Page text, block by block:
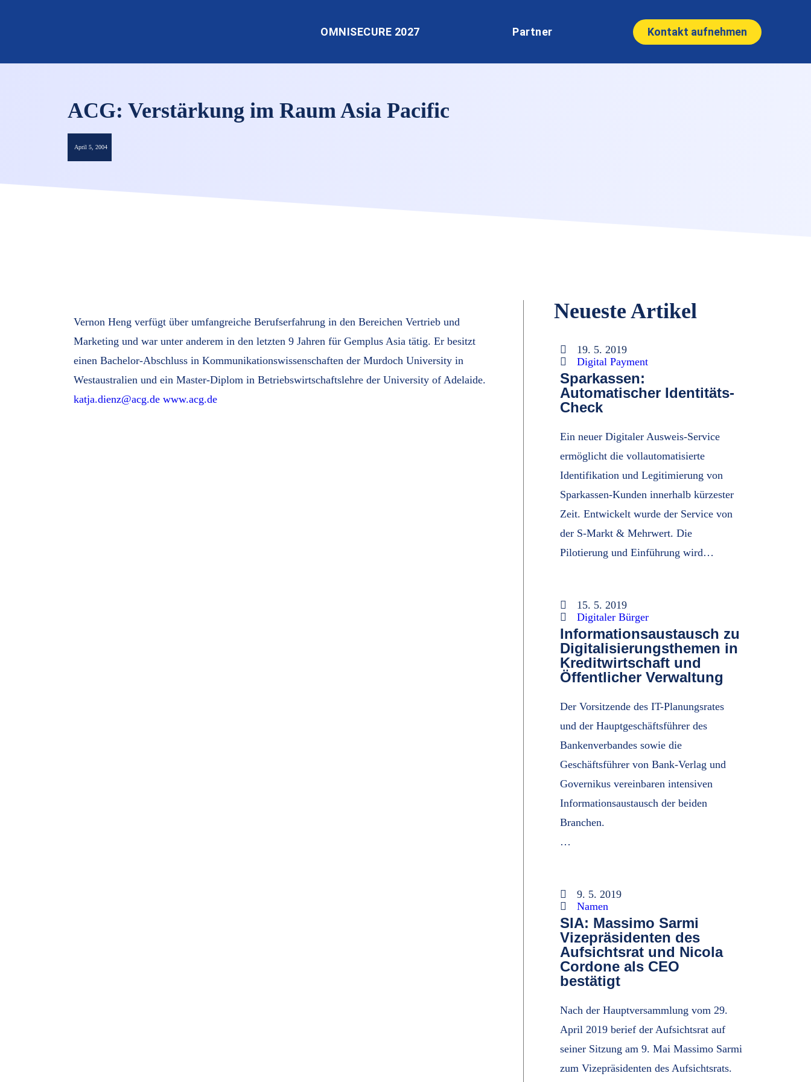
OMNISECURE 2027 Partner Kontakt aufnehmen
ACG: Verstärkung im Raum Asia Pacific
April 5, 2004
Vernon Heng verfügt über umfangreiche Berufserfahrung in den Bereichen Vertrieb und
Marketing und war unter anderem in den letzten 9 Jahren für Gemplus Asia tätig. Er besitzt
einen Bachelor-Abschluss in Kommunikationswissenschaften der Murdoch University in
Westaustralien und ein Master-Diplom in Betriebswirtschaftslehre der University of Adelaide.
katja.dienz@acg.de www.acg.de
Neueste Artikel
19. 5. 2019
Digital Payment
Sparkassen:
Automatischer Identitäts-
Check
Ein neuer Digitaler Ausweis-Service
ermöglicht die vollautomatisierte
Identifikation und Legitimierung von
Sparkassen-Kunden innerhalb kürzester
Zeit. Entwickelt wurde der Service von
der S-Markt & Mehrwert. Die
Pilotierung und Einführung wird…
15. 5. 2019
Digitaler Bürger
Informationsaustausch zu
Digitalisierungsthemen in
Kreditwirtschaft und
Öffentlicher Verwaltung
Der Vorsitzende des IT-Planungsrates
und der Hauptgeschäftsführer des
Bankenverbandes sowie die
Geschäftsführer von Bank-Verlag und
Governikus vereinbaren intensiven
Informationsaustausch der beiden
Branchen.
…
9. 5. 2019
Namen
SIA: Massimo Sarmi
Vizepräsidenten des
Aufsichtsrat und Nicola
Cordone als CEO
bestätigt
Nach der Hauptversammlung vom 29.
April 2019 berief der Aufsichtsrat auf
seiner Sitzung am 9. Mai Massimo Sarmi
zum Vizepräsidenten des Aufsichtsrats.